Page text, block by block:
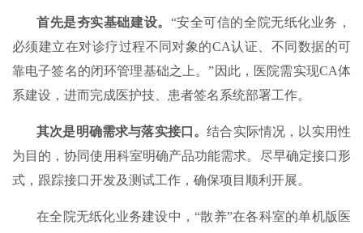
首先是夯实基础建设。 “安全可信的全院无纸化业务，
必须建立在对诊疗过程不同对象的CA认证、不同数据的可
靠电子签名的闭环管理基础之上。”因此，医院需实现CA体
系建设，进而完成医护技、患者签名系统部署工作。
其次是明确需求与落实接口。结合实际情况，以实用性
为目的，协同使用科室明确产品功能需求。尽早确定接口形
式，跟踪接口开发及测试工作，确保项目顺利开展。
在全院无纸化业务建设中，“散养”在各科室的单机版医